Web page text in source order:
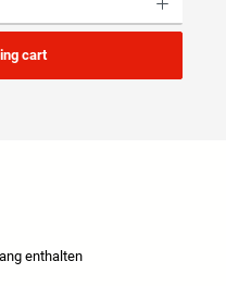
cart
enthalten